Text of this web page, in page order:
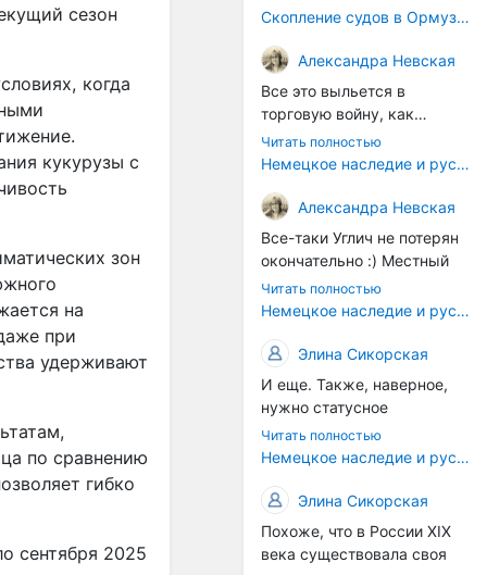
сезон
когда
кукурузы с
зон
на
при
удерживают
по сравнению
гибко
сентября 2025
Скопление судов в Ормузском проливе грозит катастрофическим распространением инвазивных видов
Александра Невская
Все это выльется в
торговую войну, как
печально известная война
за Адыгейский сыр. Собаки
Когда региональный
продукт начнут делать
многие мастера региона, а
не единицы энтузиастов,
вот тогда можно подумать
об этом. Пока рано, рано.
Читать полностью
Немецкое наследие и русский характер: история колбасного дела в Российской империи
Александра Невская
Все-таки Углич не потерян
окончательно :) Местный
институт сыроделия
делает сейчас отличные
плесенью - хотя конечно,
возродить рецепты
углицких колбасников
было бы прекрасно. Только
это сегодня дело не
государства (в самом
лучшем случае оно могло
бы возродить плановую
экономику, а не
исторические ремесла,
Читать полностью
Немецкое наследие и русский характер: история колбасного дела в Российской империи
Элина Сикорская
И еще. Также, наверное,
нужно статусное
законодательство. В
Европе есть защита
— пармская ветчина не
может производиться в
другом регионе. У нас это
почти не работает.
Читать полностью
Немецкое наследие и русский характер: история колбасного дела в Российской империи
Элина Сикорская
Похоже, что в России XIX
века существовала своя